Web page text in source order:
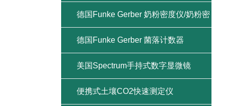
德国Funke Gerber 奶粉密度仪/奶粉密
度计
德国Funke Gerber 菌落计数器
美国Spectrum手持式数字显微镜
便携式土壤CO2快速测定仪